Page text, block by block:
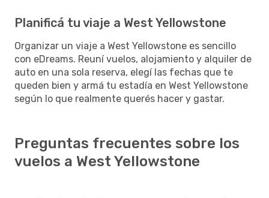
Planificá tu viaje a West Yellowstone
Organizar un viaje a West Yellowstone es sencillo
con eDreams. Reuní vuelos, alojamiento y alquiler de
auto en una sola reserva, elegí las fechas que te
queden bien y armá tu estadía en West Yellowstone
según lo que realmente querés hacer y gastar.
Preguntas frecuentes sobre los
vuelos a West Yellowstone